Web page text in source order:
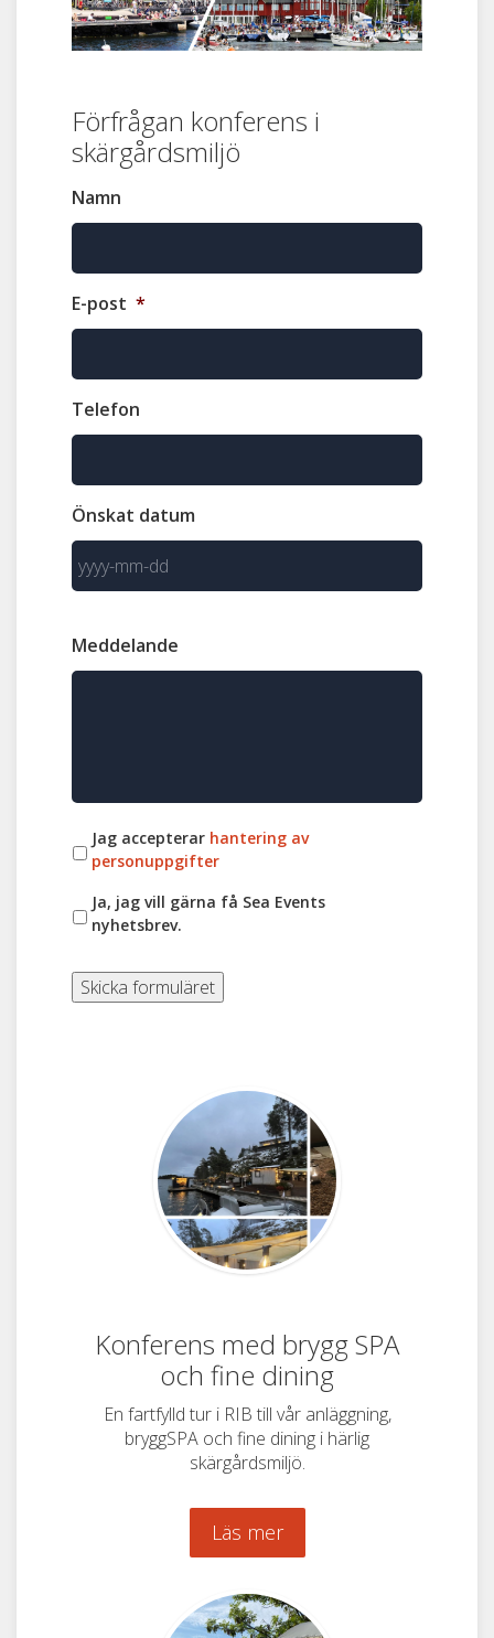
Förfrågan konferens i
skärgårdsmiljö
Namn
E-post *
Telefon
Önskat datum
Meddelande
Jag accepterar hantering av
personuppgifter
Ja, jag vill gärna få Sea Events
nyhetsbrev.
Skicka formuläret
Konferens med brygg SPA
och fine dining
En fartfylld tur i RIB till vår anläggning,
bryggSPA och fine dining i härlig
skärgårdsmiljö.
Läs mer